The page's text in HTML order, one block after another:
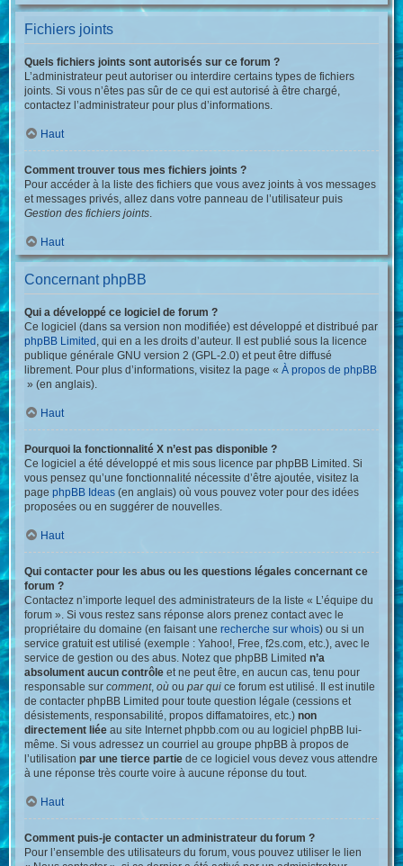
Fichiers joints
Quels fichiers joints sont autorisés sur ce forum ?
L’administrateur peut autoriser ou interdire certains types de fichiers
joints. Si vous n’êtes pas sûr de ce qui est autorisé à être chargé,
contactez l’administrateur pour plus d’informations.
Haut
Comment trouver tous mes fichiers joints ?
Pour accéder à la liste des fichiers que vous avez joints à vos messages
et messages privés, allez dans votre panneau de l’utilisateur puis
Gestion des fichiers joints.
Haut
Concernant phpBB
Qui a développé ce logiciel de forum ?
Ce logiciel (dans sa version non modifiée) est développé et distribué par
phpBB Limited , qui en a les droits d’auteur. Il est publié sous la licence
publique générale GNU version 2 (GPL-2.0) et peut être diffusé
librement. Pour plus d’informations, visitez la page «À propos de phpBB
» (en anglais).
Haut
Pourquoi la fonctionnalité X n’est pas disponible ?
Ce logiciel a été développé et mis sous licence par phpBB Limited. Si
vous pensez qu’une fonctionnalité nécessite d’être ajoutée, visitez la
pagephpBB Ideas (en anglais) où vous pouvez voter pour des idées
proposées ou en suggérer de nouvelles.
Haut
Qui contacter pour les abus ou les questions légales concernant ce
forum ?
Contactez n’importe lequel des administrateurs de la liste « L’équipe du
forum ». Si vous restez sans réponse alors prenez contact avec le
propriétaire du domaine (en faisant unerecherche sur whois) ou si un
service gratuit est utilisé (exemple : Yahoo!, Free, f2s.com, etc.), avec le
service de gestion ou des abus. Notez que phpBB Limitedn’a
absolument aucun contrôle et ne peut être, en aucun cas, tenu pour
responsable surcomment,où oupar qui ce forum est utilisé. Il est inutile
de contacter phpBB Limited pour toute question légale (cessions et
désistements, responsabilité, propos diffamatoires, etc.)non
directement liée au site Internet phpbb.com ou au logiciel phpBB lui-
même. Si vous adressez un courriel au groupe phpBB à propos de
l’utilisationpar une tierce partie de ce logiciel vous devez vous attendre
à une réponse très courte voire à aucune réponse du tout.
Haut
Comment puis-je contacter un administrateur du forum ?
Pour l’ensemble des utilisateurs du forum, vous pouvez utiliser le lien